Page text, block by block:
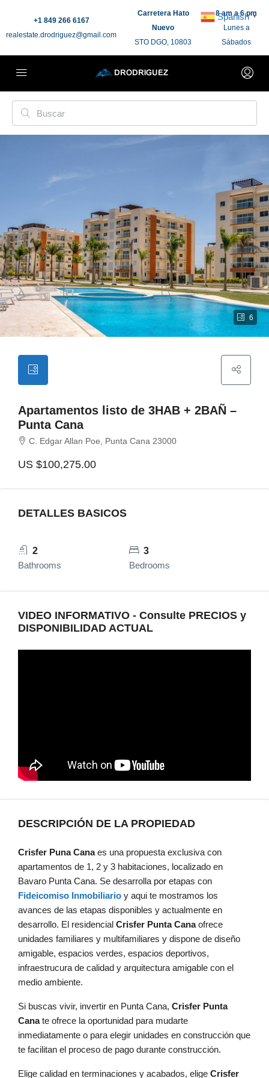
+1 849 266 6167
realestate.drodriguez@gmail.com
Carretera Hato
Nuevo
STO DGO, 10803
8 am a 6 pm
Lunes a
Sábados
6
Apartamentos listo de 3HAB + 2BAÑ –
Punta Cana
C. Edgar Allan Poe, Punta Cana 23000
US $100,275.00
DETALLES BASICOS
2
Bathrooms
3
Bedrooms
VIDEO INFORMATIVO - Consulte PRECIOS y
DISPONIBILIDAD ACTUAL
DESCRIPCIÓN DE LA PROPIEDAD
Crisfer Puna Canaes una propuesta exclusiva con
apartamentos de 1, 2 y 3 habitaciones, localizado en
Bavaro Punta Cana. Se desarrolla por etapas con
Fideicomiso Inmobiliario y aqui te mostramos los
avances de las etapas disponibles y actualmente en
desarrollo. El residencial Crisfer Punta Canaofrece
unidades familiares y multifamiliares y dispone de diseño
amigable, espacios verdes, espacios deportivos,
infraestrucura de calidad y arquitectura amigable con el
medio ambiente.
Si buscas vivir, invertir en Punta Cana, Crisfer Punta
Canate ofrece la oportunidad para mudarte
inmediatamente o para elegir unidades en construcción que
te facilitan el proceso de pago durante construcción.
Elige calidad en terminaciones y acabados, elige Crisfer
Spanish ▼